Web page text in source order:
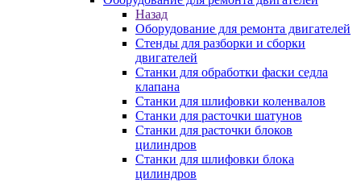
Назад
Оборудование для ремонта двигателей
Стенды для разборки и сборки
двигателей
Станки для обработки фаски седла
клапана
Станки для шлифовки коленвалов
Станки для расточки шатунов
Станки для расточки блоков
цилиндров
Станки для шлифовки блока
цилиндров